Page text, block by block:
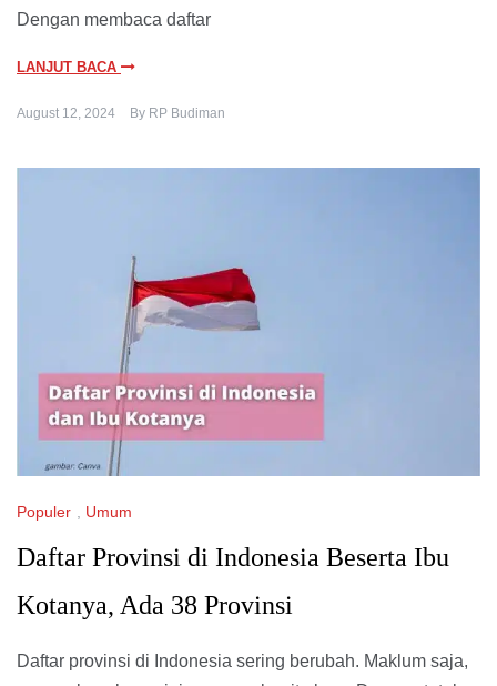
Dengan membaca daftar
LANJUT BACA
August 12, 2024 By RP Budiman
Populer Umum
Daftar Provinsi di Indonesia Beserta Ibu
Kotanya, Ada 38 Provinsi
Daftar provinsi di Indonesia sering berubah. Maklum saja,